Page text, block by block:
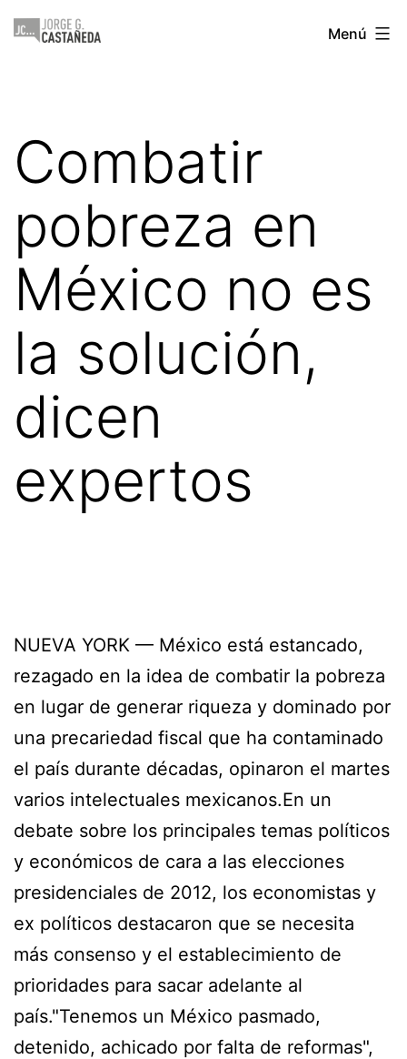
Saltar
Jorge
Menú
Combatir
pobreza en
México no es
la solución,
dicen
expertos
NUEVA YORK — México está estancado,
rezagado en la idea de combatir la pobreza
en lugar de generar riqueza y dominado por
una precariedad fiscal que ha contaminado
el país durante décadas, opinaron el martes
varios intelectuales mexicanos.En un
debate sobre los principales temas políticos
y económicos de cara a las elecciones
presidenciales de 2012, los economistas y
ex políticos destacaron que se necesita
más consenso y el establecimiento de
prioridades para sacar adelante al
país."Tenemos un México pasmado,
detenido, achicado por falta de reformas",